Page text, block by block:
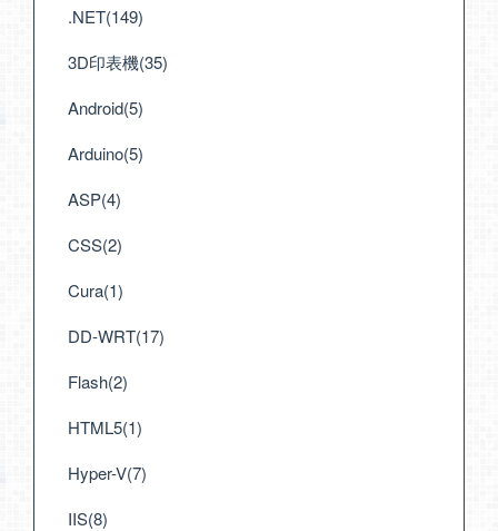
.NET(149)
3D印表機(35)
Android(5)
Arduino(5)
ASP(4)
CSS(2)
Cura(1)
DD-WRT(17)
Flash(2)
HTML5(1)
Hyper-V(7)
IIS(8)